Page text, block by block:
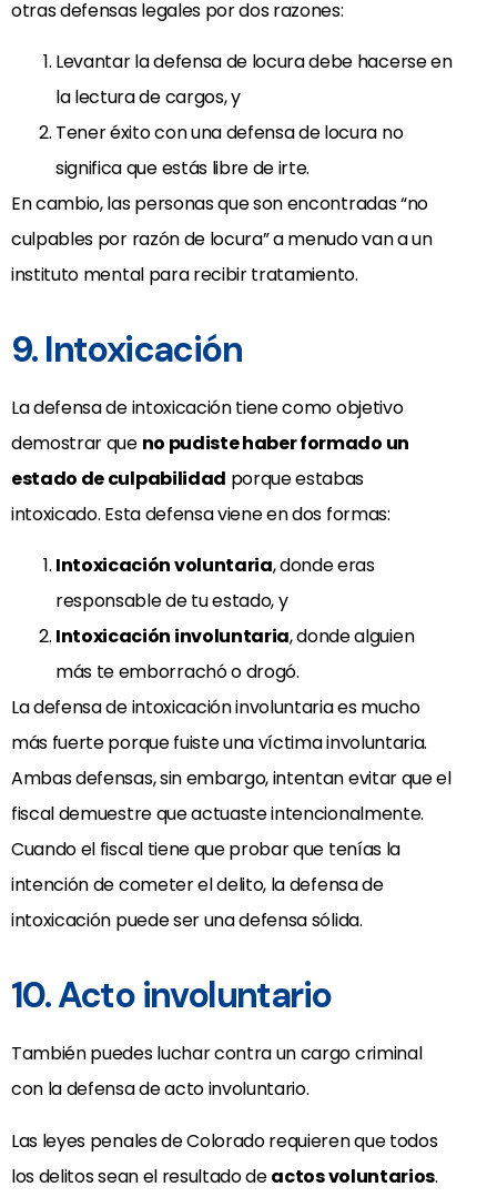
otras defensas legales por dos razones:
Levantar la defensa de locura debe hacerse en
la lectura de cargos, y
Tener éxito con una defensa de locura no
significa que estás libre de irte.
En cambio, las personas que son encontradas “no
culpables por razón de locura” a menudo van a un
instituto mental para recibir tratamiento.
9. Intoxicación
La defensa de intoxicación tiene como objetivo
demostrar que no pudiste haber formado un
estado de culpabilidad porque estabas
intoxicado. Esta defensa viene en dos formas:
Intoxicación voluntaria, donde eras
responsable de tu estado, y
Intoxicación involuntaria, donde alguien
más te emborrachó o drogó.
La defensa de intoxicación involuntaria es mucho
más fuerte porque fuiste una víctima involuntaria.
Ambas defensas, sin embargo, intentan evitar que el
fiscal demuestre que actuaste intencionalmente.
Cuando el fiscal tiene que probar que tenías la
intención de cometer el delito, la defensa de
intoxicación puede ser una defensa sólida.
10. Acto involuntario
También puedes luchar contra un cargo criminal
con la defensa de acto involuntario.
Las leyes penales de Colorado requieren que todos
los delitos sean el resultado deactos voluntarios.